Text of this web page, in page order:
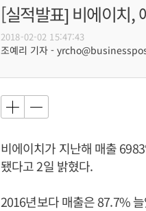
[실적발표] 비에이치,
2018-02-02 15:47:43
조예리 기자 -
비에이치가 지난해 매출
됐다고 2일 밝혔다.
2016년보다 매출은 87.7%